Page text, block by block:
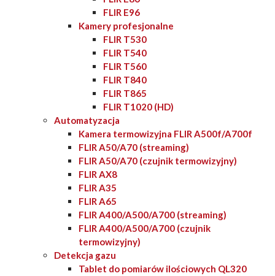
FLIR E96
Kamery profesjonalne
FLIR T530
FLIR T540
FLIR T560
FLIR T840
FLIR T865
FLIR T1020 (HD)
Automatyzacja
Kamera termowizyjna FLIR A500f/A700f
FLIR A50/A70 (streaming)
FLIR A50/A70 (czujnik termowizyjny)
FLIR AX8
FLIR A35
FLIR A65
FLIR A400/A500/A700 (streaming)
FLIR A400/A500/A700 (czujnik
termowizyjny)
Detekcja gazu
Tablet do pomiarów ilościowych QL320